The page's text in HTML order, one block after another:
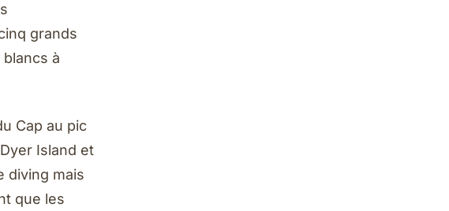
grands
à
Cap au pic
Island et
diving mais
que les